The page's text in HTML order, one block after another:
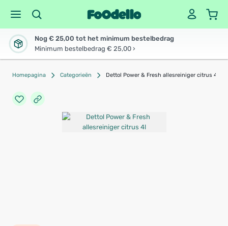
Nog € 25,00 tot het minimum bestelbedrag
Minimum bestelbedrag € 25,00 ›
Homepagina Categorieën Dettol Power & Fresh allesreiniger citrus 4l